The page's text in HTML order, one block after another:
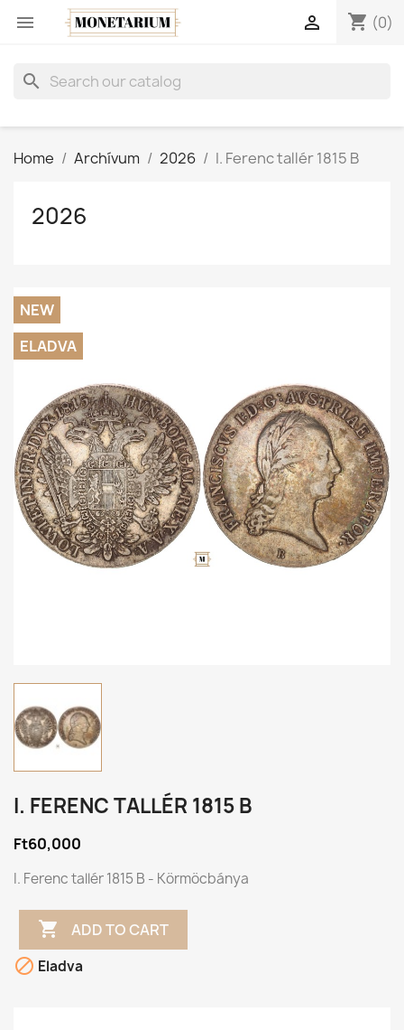
 shopping_cart (0)

search
Home Archívum 2026 I. Ferenc tallér 1815 B
2026
NEW
ELADVA
I. FERENC TALLÉR 1815 B
Ft60,000
I. Ferenc tallér 1815 B - Körmöcbánya
 ADD TO CART
 Eladva